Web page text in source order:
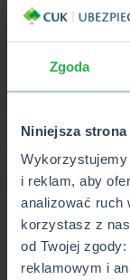
Zgoda
Niniejsza
i reklam, aby
analizować ruch
korzystasz z
od Twojej
reklamowym i